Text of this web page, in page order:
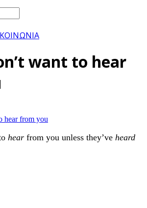
want to hear
hear from you unless they’ve heard